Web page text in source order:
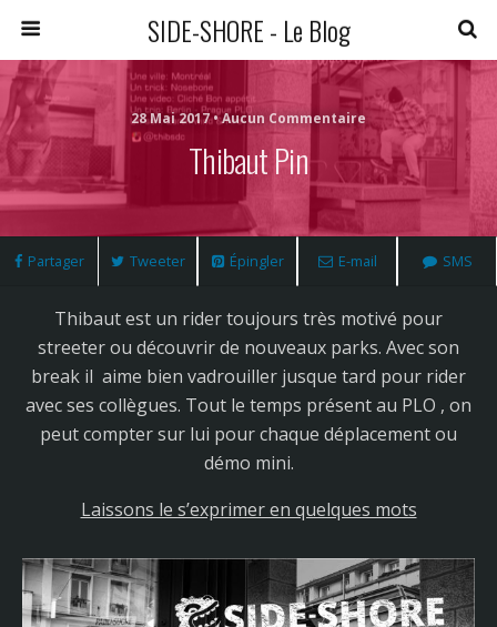
SIDE-SHORE - Le Blog
28 Mai 2017 • Aucun Commentaire
Thibaut Pin
Partager Tweeter Épingler E-mail SMS
Thibaut est un rider toujours très motivé pour
streeter ou découvrir de nouveaux parks. Avec son
break il aime bien vadrouiller jusque tard pour rider
avec ses collègues. Tout le temps présent au PLO , on
peut compter sur lui pour chaque déplacement ou
démo mini.
Laissons le s’exprimer en quelques mots